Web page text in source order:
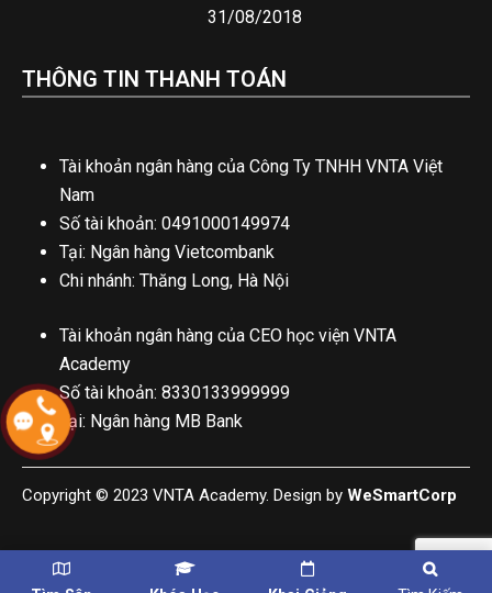
31/08/2018
THÔNG TIN THANH TOÁN
Tài khoản ngân hàng của Công Ty TNHH VNTA Việt
Nam
Số tài khoản: 0491000149974
Tại: Ngân hàng Vietcombank
Chi nhánh: Thăng Long, Hà Nội
Tài khoản ngân hàng của CEO học viện VNTA
Academy
Số tài khoản: 8330133999999
Tại: Ngân hàng MB Bank
Copyright © 2023 VNTA Academy. Design by WeSmartCorp